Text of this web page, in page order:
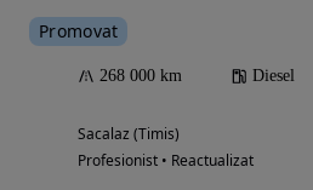
Promovat
268 000 km Diesel
Sacalaz (Timis)
Profesionist • Reactualizat